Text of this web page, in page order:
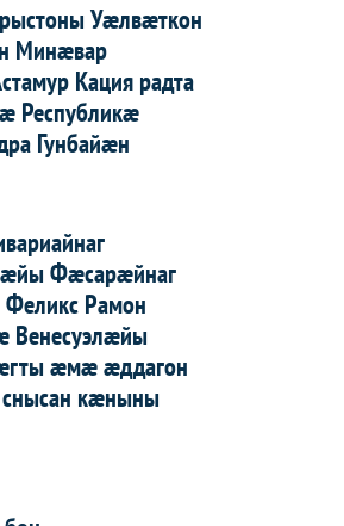
Уæлвæткон
Минæвар
Кация радта
Республикæ
Гунбайæн
Фæсарæйнаг
Рамон
Венесуэлæйы
æмæ æддагон
кæныны